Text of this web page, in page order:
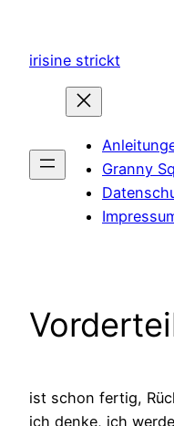
springen
irisine strickt
Granny
ist schon fertig,
ich denke, ich